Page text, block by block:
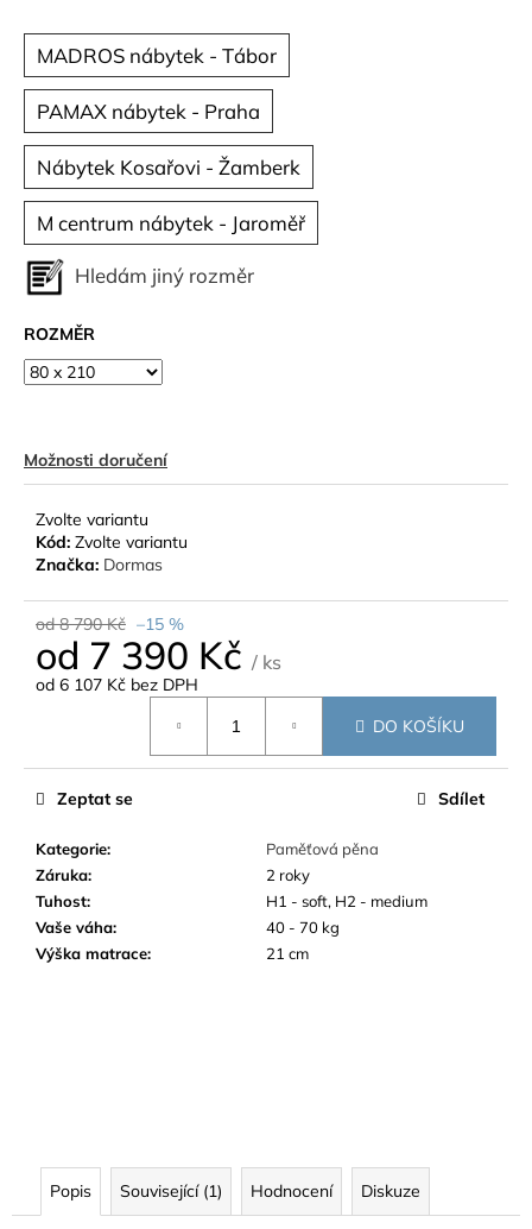
MADROS nábytek - Tábor
PAMAX nábytek - Praha
Nábytek Kosařovi - Žamberk
M centrum nábytek - Jaroměř
Hledám jiný rozměr
ROZMĚR
Možnosti doručení
Zvolte variantu
Kód: Zvolte variantu
Značka: Dormas
od 8 790 Kč –15 %
od 7 390 Kč / ks
od 6 107 Kč bez DPH
DO KOŠÍKU
Kategorie:
Paměťová pěna
Záruka:
2 roky
Tuhost:
H1 - soft, H2 - medium
Vaše váha:
40 - 70 kg
Výška matrace: 21 cm
Zeptat se Sdílet
Popis Související (1) Hodnocení Diskuze